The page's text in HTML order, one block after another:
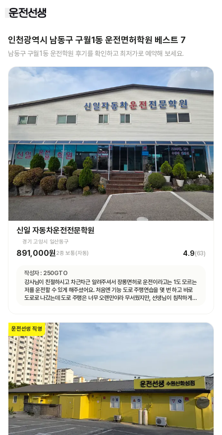
인천광역시 남동구 구월1동 운전면허학원 베스트 7
남동구 구월1동 운전학원 후기를 확인하고 최저가로 예약해 보세요.
신일 자동차운전전문학원
경기 고양시 일산동구
891,000원 2종 보통(자동) 4.9(63)
작성자 : 250GTO
강사님이 친절하시고 차근차근 알려주셔서 장롱면허로 운전이라고는 1도 모르는
저를 운전할 수 있게 해주셨어요. 처음엔 기능 도로 주행연습을 몇 번 하고 바로
도로로 나갔는데 도로 주행은 너무 오랜만이라 무서웠지만, 선생님이 침착하게
운전선생 직영